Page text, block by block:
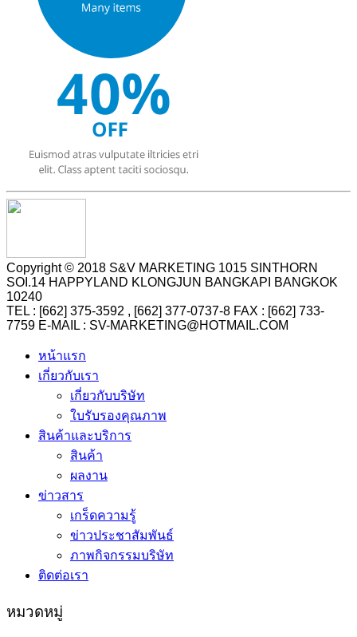
Copyright © 2018 S&V MARKETING 1015 SINTHORN
SOI.14 HAPPYLAND KLONGJUN BANGKAPI BANGKOK
10240
TEL : [662] 375-3592 , [662] 377-0737-8 FAX : [662] 733-
7759 E-MAIL : SV-MARKETING@HOTMAIL.COM
หน้าแรก
เกี่ยวกับเรา
เกี่ยวกับบริษัท
ใบรับรองคุณภาพ
สินค้าและบริการ
สินค้า
ผลงาน
ข่าวสาร
เกร็ดความรู้
ข่าวประชาสัมพันธ์
ภาพกิจกรรมบริษัท
ติดต่อเรา
หมวดหมู่